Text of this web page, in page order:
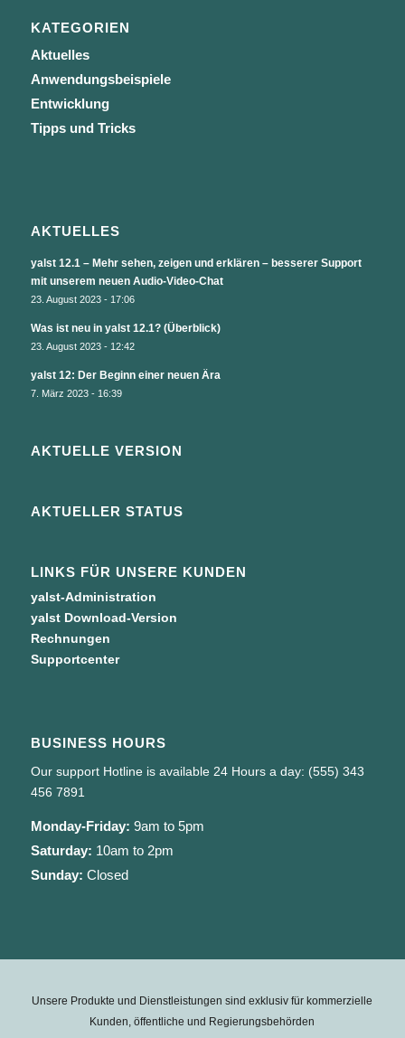
KATEGORIEN
Aktuelles
Anwendungsbeispiele
Entwicklung
Tipps und Tricks
AKTUELLES
yalst 12.1 – Mehr sehen, zeigen und erklären – besserer Support
mit unserem neuen Audio-Video-Chat
23. August 2023 - 17:06
Was ist neu in yalst 12.1? (Überblick)
23. August 2023 - 12:42
yalst 12: Der Beginn einer neuen Ära
7. März 2023 - 16:39
AKTUELLE VERSION
AKTUELLER STATUS
LINKS FÜR UNSERE KUNDEN
yalst-Administration
yalst Download-Version
Rechnungen
Supportcenter
BUSINESS HOURS
Our support Hotline is available 24 Hours a day: (555) 343
456 7891
Monday-Friday: 9am to 5pm
Saturday: 10am to 2pm
Sunday: Closed
Unsere Produkte und Dienstleistungen sind exklusiv für kommerzielle
Kunden, öffentliche und Regierungsbehörden